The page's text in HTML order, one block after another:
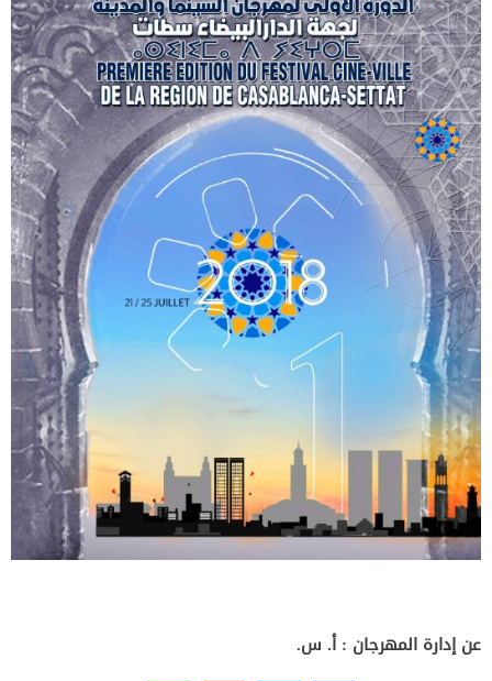
عن إدارة المهرجان : أ. س.